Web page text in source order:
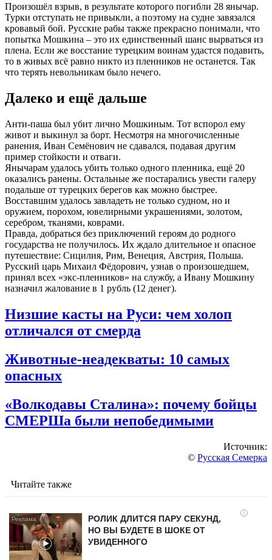
Произошёл взрыв, в результате которого погибли 28 янычар.
Турки отступать не привыкли, а поэтому на судне завязался
кровавый бой. Русские рабы также прекрасно понимали, что
попытка Мошкина – это их единственный шанс вырваться из
плена. Если же восстание турецким воинам удастся подавить,
то в живых всё равно никто из пленников не останется. Так
что терять невольникам было нечего.
Далеко и ещё дальше
Анти-паша был убит лично Мошкиным. Тот вспорол ему
живот и выкинул за борт. Несмотря на многочисленные
ранения, Иван Семёнович не сдавался, подавая другим
пример стойкости и отваги.
Янычарам удалось убить только одного пленника, ещё 20
оказались ранены. Остальные же постарались увести галеру
подальше от турецких берегов как можно быстрее.
Восставшим удалось завладеть не только судном, но и
оружием, порохом, ювелирными украшениями, золотом,
серебром, тканями, коврами.
Правда, добраться без приключений героям до родного
государства не получилось. Их ждало длительное и опасное
путешествие: Сицилия, Рим, Венеция, Австрия, Польша.
Русский царь Михаил Фёдорович, узнав о произошедшем,
принял всех «экс-пленников» на службу, а Ивану Мошкину
назначил жалование в 1 рубль (12 денег).
Низшие касты на Руси: чем холоп
отличался от смерда
Животные-неадекваты: 10 самых
опасных
«Волкодавы Сталина»: почему бойцы
СМЕРШа были непобедимыми
Источник:
© Русская Семерка
Читайте также
i
РОЛИК ДЛИТСЯ ПАРУ СЕКУНД,
НО ВЫ БУДЕТЕ В ШОКЕ ОТ
УВИДЕННОГО